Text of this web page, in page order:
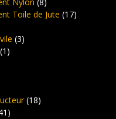
Toile de Jute (17)
(3)
(1)
(18)